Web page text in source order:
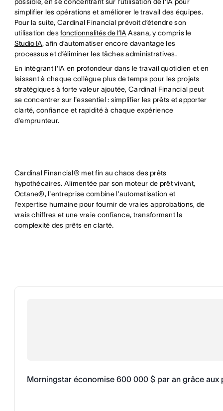
simplifier les opérations et améliorer le travail des équipes.
Pour la suite, Cardinal Financial prévoit d’étendre son
utilisation desfonctionnalités de l’IA Asana, y compris le
Studio IA, afin d’automatiser encore davantage les
processus et d’éliminer les tâches administratives.
En intégrant l'IA en profondeur dans le travail quotidien et en
laissant à chaque collègue plus de temps pour les projets
stratégiques à forte valeur ajoutée, Cardinal Financial peut
se concentrer sur l'essentiel : simplifier les prêts et apporter
clarté, confiance et rapidité à chaque expérience
d'emprunteur.
Cardinal Financial® met fin au chaos des prêts
hypothécaires. Alimentée par son moteur de prêt vivant,
Octane®, l'entreprise combine l'automatisation et
l'expertise humaine pour fournir de vraies approbations, de
vrais chiffres et une vraie confiance, transformant la
complexité des prêts en clarté.
Morningstar économise 600 000 $ par an grâce